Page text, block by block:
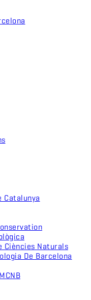
Catalunya
Ciències Naturals
De Barcelona